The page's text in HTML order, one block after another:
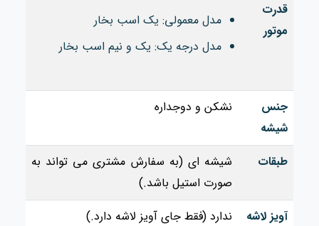
قدرت
موتور
مدل معمولی: یک اسب بخار
مدل درجه یک: یک و نیم اسب بخار
جنس
شیشه
نشکن و دوجداره
طبقات
شیشه ای (به سفارش مشتری می تواند به
صورت استیل باشد.)
آویز لاشه
ندارد (فقط جای آویز لاشه دارد.)